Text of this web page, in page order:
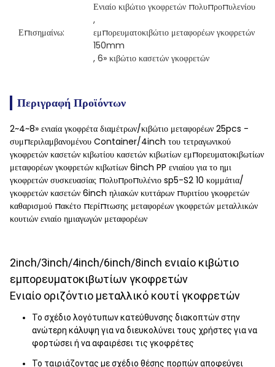
Επισημαίνω:
Ενιαίο κιβώτιο γκοφρετών πολυπροπυλενίου
,
εμπορευματοκιβώτιο μεταφορέων γκοφρετών
150mm
, 6» κιβώτιο κασετών γκοφρετών
Περιγραφή Προϊόντων
2~4~8» ενιαία γκοφρέτα διαμέτρων/κιβώτιο μεταφορέων 25pcs -
συμπεριλαμβανομένου Container/4inch του τετραγωνικού
γκοφρετών κασετών κιβωτίου κασετών κιβωτίων εμπορευματοκιβωτίων
μεταφορέων γκοφρετών κιβωτίων 6inch PP ενιαίου για το ημι
γκοφρετών συσκευασίας πολυπροπυλένιο sp5-S2 10 κομμάτια/
γκοφρετών κασετών 6inch ηλιακών κυττάρων πυριτίου γκοφρετών
καθαρισμού πακέτο περίπτωσης μεταφορέων γκοφρετών μεταλλικών
κουτιών ενιαίο ημιαγωγών μεταφορέων
2inch/3inch/4inch/6inch/8inch ενιαίο κιβώτιο
εμπορευματοκιβωτίων γκοφρετών
Ενιαίο οριζόντιο μεταλλικό κουτί γκοφρετών
Το σχέδιο λογότυπων κατεύθυνσης διακοπτών στην
ανώτερη κάλυψη για να διευκολύνει τους χρήστες για να
φορτώσει ή να αφαιρέσει τις γκοφρέτες
Το ταιριάζοντας με σχέδιο θέσης πορπών αποφεύγει